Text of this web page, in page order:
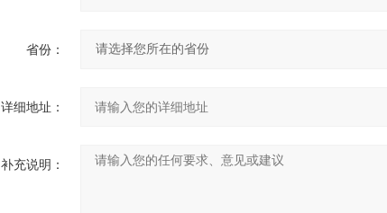
省份：
详细地址：
补充说明：